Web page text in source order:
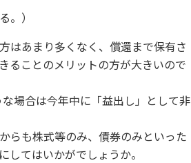
。）
はあまり多くなく、償還まで保有さ
ることのメリットの方が大きいので
場合は今年中に「益出し」として非
らも株式等のみ、債券のみといった
てはいかがでしょうか。